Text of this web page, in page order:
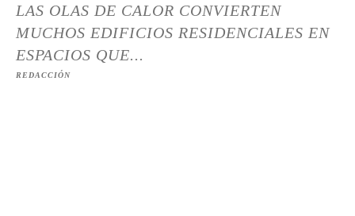
LAS OLAS DE CALOR CONVIERTEN
MUCHOS EDIFICIOS RESIDENCIALES EN
ESPACIOS QUE...
REDACCIÓN